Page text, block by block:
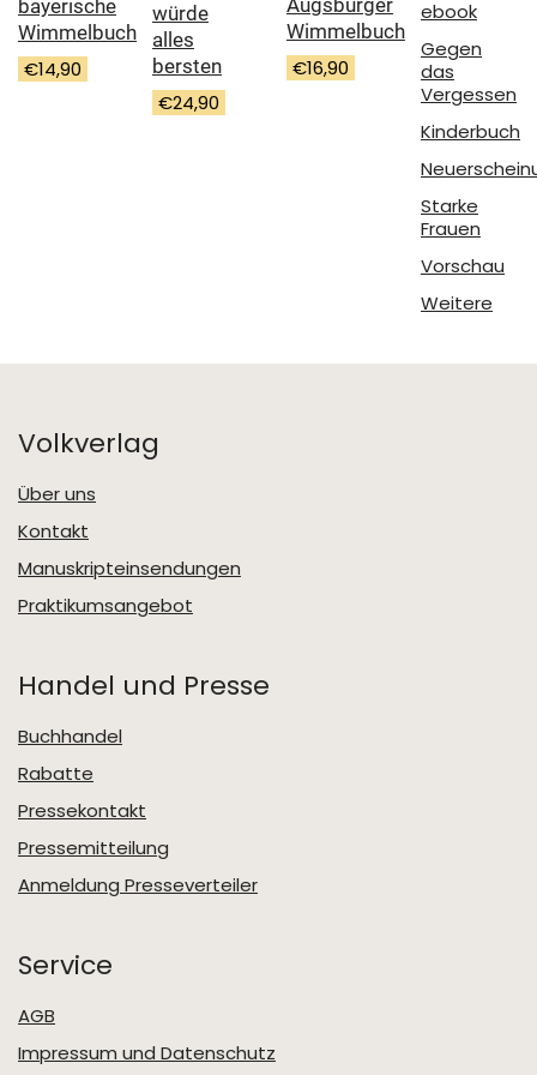
bayerische
Wimmelbuch
€14,90
würde
alles
bersten
€24,90
Augsburger
Wimmelbuch
€16,90
ebook
Gegen
das
Vergessen
Kinderbuch
Starke
Frauen
Vorschau
Weitere
Volkverlag
Über uns
Kontakt
Manuskripteinsendungen
Praktikumsangebot
Handel und Presse
Buchhandel
Rabatte
Pressekontakt
Pressemitteilung
Anmeldung Presseverteiler
Service
AGB
Impressum und Datenschutz